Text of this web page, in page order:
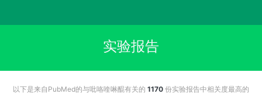
实验报告
以下是来自PubMed的与吡咯喹啉醌有关的 1170 份实验报告中相关度最高的